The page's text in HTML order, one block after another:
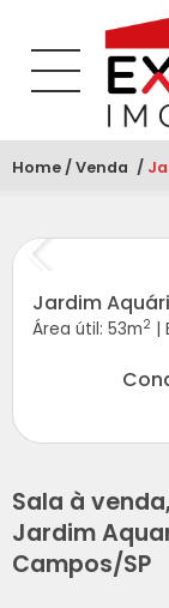
Home Venda
Jardim
Área útil: 53m2 |
Sala à
Jardim
Campos/SP